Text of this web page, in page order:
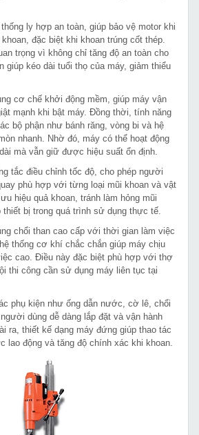
ly hợp an toàn, giúp bảo vệ motor khi
đặc biệt khi khoan trúng cốt thép.
trọng vì không chỉ tăng độ an toàn cho
giúp kéo dài tuổi thọ của máy, giảm thiểu
cơ chế khởi động mềm, giúp máy vận
mạnh khi bật máy. Đồng thời, tính năng
bộ phận như bánh răng, vòng bi và hệ
nhanh. Nhờ đó, máy có thể hoạt động
mà vẫn giữ được hiệu suất ổn định.
tắc điều chỉnh tốc độ, cho phép người
phù hợp với từng loại mũi khoan và vật
hiệu quả khoan, tránh làm hỏng mũi
thiết bị trong quá trình sử dụng thực tế.
chổi than cao cấp với thời gian làm việc
thống cơ khí chắc chắn giúp máy chịu
cao. Điều này đặc biệt phù hợp với thợ
thi công cần sử dụng máy liên tục tại
phụ kiện như ống dẫn nước, cờ lê, chổi
dùng dễ dàng lắp đặt và vận hành
ra, thiết kế dạng máy đứng giúp thao tác
lao động và tăng độ chính xác khi khoan.